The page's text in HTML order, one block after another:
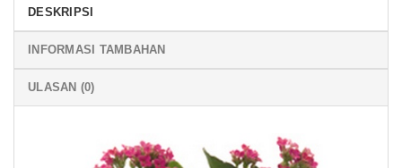
DESKRIPSI
INFORMASI TAMBAHAN
ULASAN (0)